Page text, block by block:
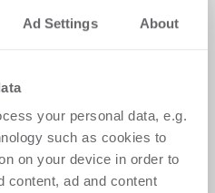
Ad Settings About
your personal data, e.g.
such as cookies to
on your device in order to
content, ad and content
wird Head of
bei Strategis